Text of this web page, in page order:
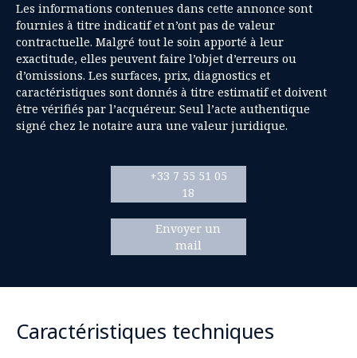
Les informations contenues dans cette annonce sont
fournies à titre indicatif et n’ont pas de valeur
contractuelle. Malgré tout le soin apporté à leur
exactitude, elles peuvent faire l’objet d’erreurs ou
d’omissions. Les surfaces, prix, diagnostics et
caractéristiques sont donnés à titre estimatif et doivent
être vérifiés par l’acquéreur. Seul l’acte authentique
signé chez le notaire aura une valeur juridique.
+33 7 55 51 05
18
Envoyer un
mail
Caractéristiques techniques